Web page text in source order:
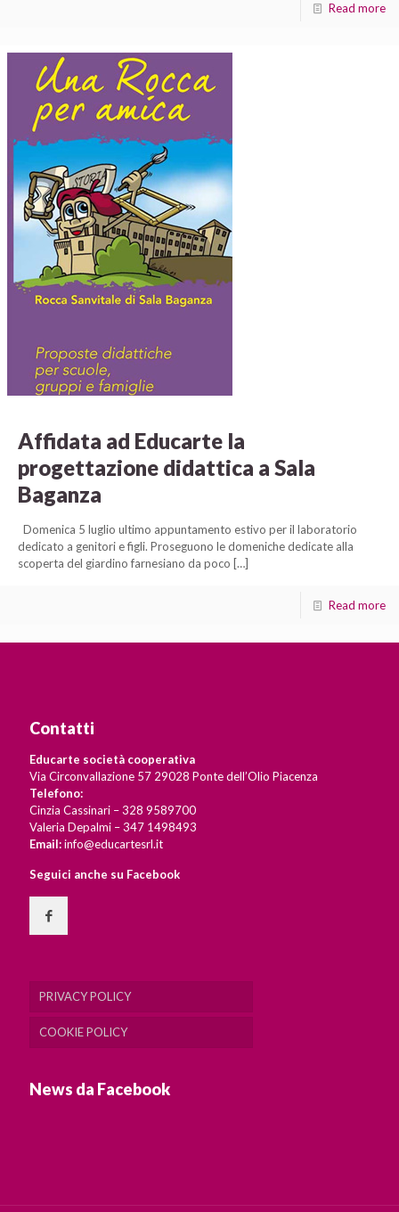
Read more
Affidata ad Educarte la
progettazione didattica a Sala
Baganza
Domenica 5 luglio ultimo appuntamento estivo per il laboratorio
dedicato a genitori e figli. Proseguono le domeniche dedicate alla
scoperta del giardino farnesiano da poco […]
Read more
Contatti
Educarte società cooperativa
Via Circonvallazione 57 29028 Ponte dell’Olio Piacenza
Telefono:
Cinzia Cassinari – 328 9589700
Valeria Depalmi – 347 1498493
Email:info@educartesrl.it
Seguici anche su Facebook
PRIVACY POLICY
COOKIE POLICY
News da Facebook